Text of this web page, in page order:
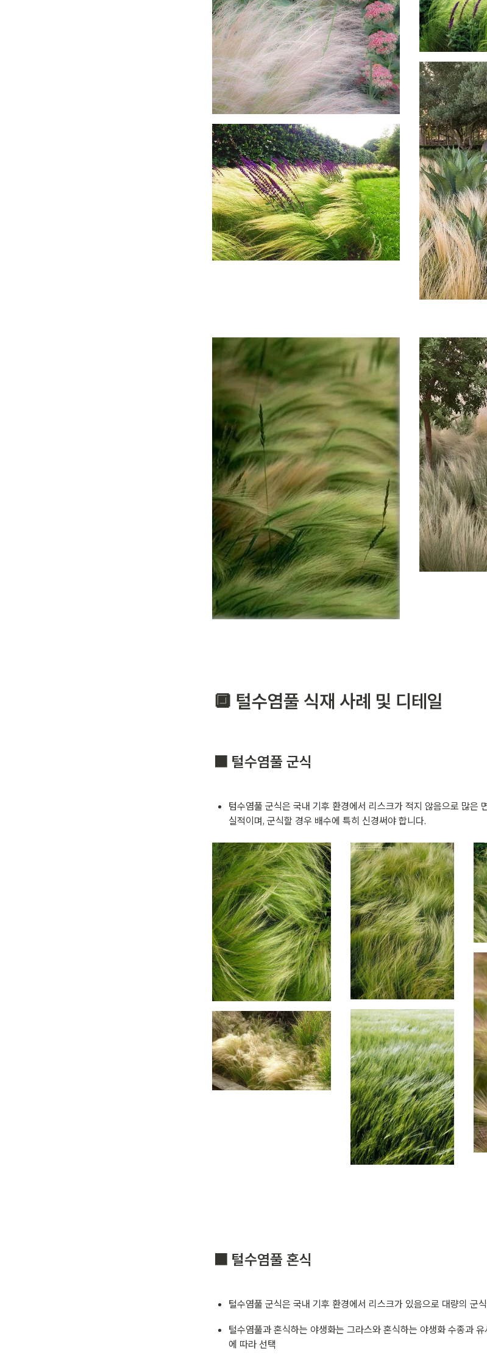
🔲 털수염풀 식재 사례 및 디테일
⬛ 털수염풀 군식
텀수염풀 군식은 국내 기후 환경에서 리스크가 적지 않음으로 많은
실적이며, 군식할 경우 배수에 특히 신경써야 합니다.
⬛ 털수염풀 혼식
털수염풀 군식은 국내 기후 환경에서 리스크가 있음으로 대량의 군
털수염풀과 혼식하는 야생화는 그라스와 혼식하는 야생화 수종과
에 따라 선택